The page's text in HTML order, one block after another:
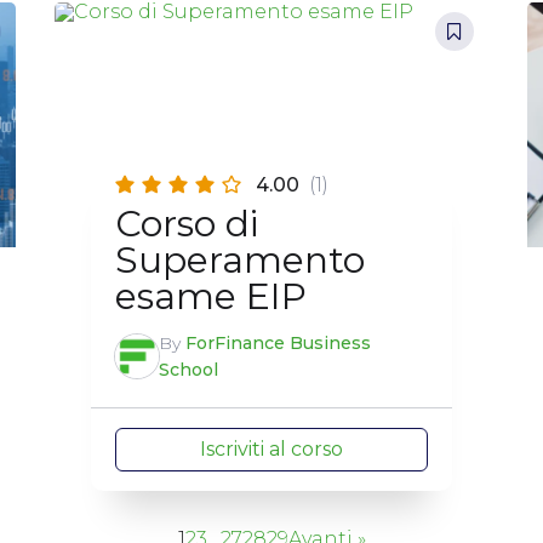
4.00 (1)
Corso di
Superamento
esame EIP
By ForFinance Business
School
Iscriviti al corso